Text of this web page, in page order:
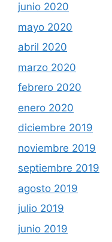
junio 2020
mayo 2020
abril 2020
marzo 2020
febrero 2020
enero 2020
diciembre 2019
noviembre 2019
septiembre 2019
agosto 2019
julio 2019
junio 2019